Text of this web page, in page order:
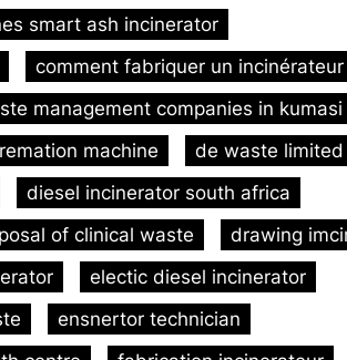
smart ash incinerator
comment fabriquer un
management companies in kumasi
machine
de waste limited
diesel incinerator south africa
of clinical waste
drawing
electic diesel incinerator
ensnertor technician